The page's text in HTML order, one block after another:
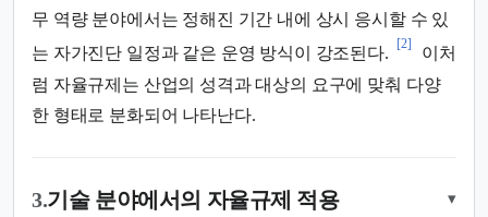
무 역량 분야에서는 정해진 기간 내에 상시 응시할 수 있
는 자가진단 일정과 같은 운영 방식이 강조된다.
[2]
이처
럼 자율규제는 산업의 성격과 대상의 요구에 맞춰 다양
한 형태로 분화되어 나타난다.
3.기술 분야에서의 자율규제 적용 ▾